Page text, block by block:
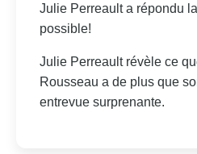
Julie Perreault a répondu
possible!
Julie Perreault révèle ce
Rousseau a de plus que
entrevue surprenante.